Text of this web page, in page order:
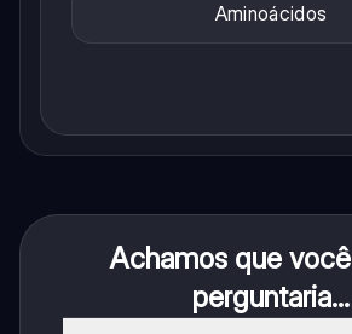
Aminoácidos
Achamos que
perguntaria...